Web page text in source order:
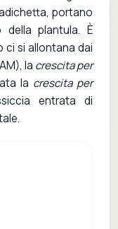
portano
della plantula. È
ci si allontana dai
la crescita per
la crescita per
entrata di